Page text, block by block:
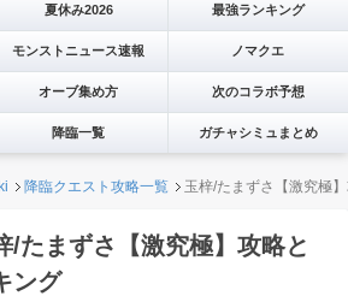
夏休み2026 最強ランキング
モンストニュース速報 ノマクエ
オーブ集め方 次のコラボ予想
降臨一覧 ガチャシミュまとめ
降臨クエスト攻略一覧 玉梓/たまずさ【激究極
/たまずさ【激究極】攻略と
ング